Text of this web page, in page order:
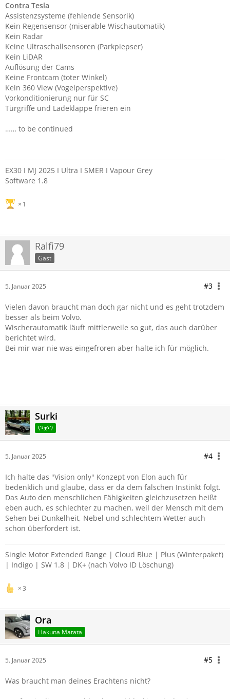
Contra Tesla
Assistenzsysteme (fehlende Sensorik)
Kein Regensensor (miserable Wischautomatik)
Kein Radar
Keine Ultraschallsensoren (Parkpiepser)
Kein LiDAR
Auflösung der Cams
Keine Frontcam (toter Winkel)
Kein 360 View (Vogelperspektive)
Vorkonditionierung nur für SC
Türgriffe und Ladeklappe frieren ein
…… to be continued
EX30 I MJ 2025 I Ultra I SMER I Vapour Grey
Software 1.8
1
Ralfi79
Gast
5. Januar 2025 #3
Vielen davon braucht man doch gar nicht und es geht trotzdem
besser als beim Volvo.
Wischerautomatik läuft mittlerweile so gut, das auch darüber
berichtet wird.
Bei mir war nie was eingefroren aber halte ich für möglich.
Surki
ʕ•́ᴥ•̀ʔ
5. Januar 2025 #4
Ich halte das "Vision only" Konzept von Elon auch für
bedenklich und glaube, dass er da dem falschen Instinkt folgt.
Das Auto den menschlichen Fähigkeiten gleichzusetzen heißt
eben auch, es schlechter zu machen, weil der Mensch mit dem
Sehen bei Dunkelheit, Nebel und schlechtem Wetter auch
schon überfordert ist.
Single Motor Extended Range | Cloud Blue | Plus (Winterpaket)
| Indigo | SW 1.8 | DK+ (nach Volvo ID Löschung)
3
Ora
Hakuna Matata
5. Januar 2025 #5
Was braucht man deines Erachtens nicht?